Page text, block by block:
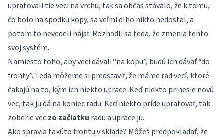
upratovali tie veci na vrchu, tak sa občas stávalo, že k tomu,
čo bolo na spodku kopy, sa veľmi dlho nikto nedostal, a
potom to nevedeli nájsť. Rozhodli sa teda, že zmenia tento
svoj systém.
Namiesto toho, aby veci dávali “na kopu”, budú ich dávať “do
fronty”. Teda môžeme si predstaviť, že máme rad vecí, ktoré
čakajú na to, kým ich niekto uprace. Keď niekto prinesie novú
vec, tak ju dá na koniec radu. Keď niekto príde upratovať, tak
zoberie veczo začiatku radu a uprace ju.
Ako spravia takúto frontu v sklade? Môžeš predpokladať, že